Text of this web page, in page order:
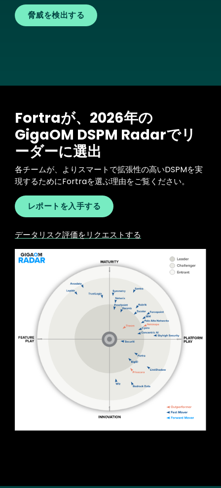
脅威を検出する
Fortraが、2026年の
GigaOM DSPM Radarでリ
ーダーに選出
各チームが、よりスマートで拡張性の高いDSPMを実
現するためにFortraを選ぶ理由をご覧ください。
レポートを入手する
データリスク評価をリクエストする
Image